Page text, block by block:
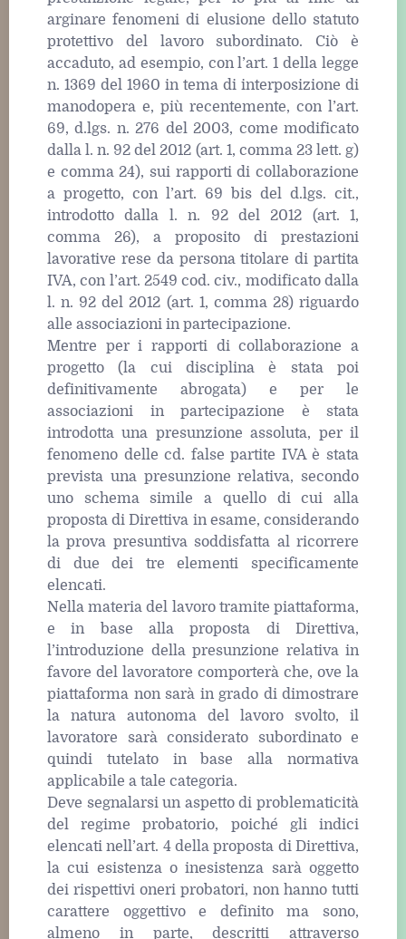
arginare fenomeni di elusione dello statuto
protettivo del lavoro subordinato. Ciò è
accaduto, ad esempio, con l’art. 1 della legge
n. 1369 del 1960 in tema di interposizione di
manodopera e, più recentemente, con l’art.
69, d.lgs. n. 276 del 2003, come modificato
dalla l. n. 92 del 2012 (art. 1, comma 23 lett. g)
e comma 24), sui rapporti di collaborazione
a progetto, con l’art. 69 bis del d.lgs. cit.,
introdotto dalla l. n. 92 del 2012 (art. 1,
comma 26), a proposito di prestazioni
lavorative rese da persona titolare di partita
IVA, con l’art. 2549 cod. civ., modificato dalla
l. n. 92 del 2012 (art. 1, comma 28) riguardo
alle associazioni in partecipazione.
Mentre per i rapporti di collaborazione a
progetto (la cui disciplina è stata poi
definitivamente abrogata) e per le
associazioni in partecipazione è stata
introdotta una presunzione assoluta, per il
fenomeno delle cd. false partite IVA è stata
prevista una presunzione relativa, secondo
uno schema simile a quello di cui alla
proposta di Direttiva in esame, considerando
la prova presuntiva soddisfatta al ricorrere
di due dei tre elementi specificamente
elencati.
Nella materia del lavoro tramite piattaforma,
e in base alla proposta di Direttiva,
l’introduzione della presunzione relativa in
favore del lavoratore comporterà che, ove la
piattaforma non sarà in grado di dimostrare
la natura autonoma del lavoro svolto, il
lavoratore sarà considerato subordinato e
quindi tutelato in base alla normativa
applicabile a tale categoria.
Deve segnalarsi un aspetto di problematicità
del regime probatorio, poiché gli indici
elencati nell’art. 4 della proposta di Direttiva,
la cui esistenza o inesistenza sarà oggetto
dei rispettivi oneri probatori, non hanno tutti
carattere oggettivo e definito ma sono,
almeno in parte, descritti attraverso